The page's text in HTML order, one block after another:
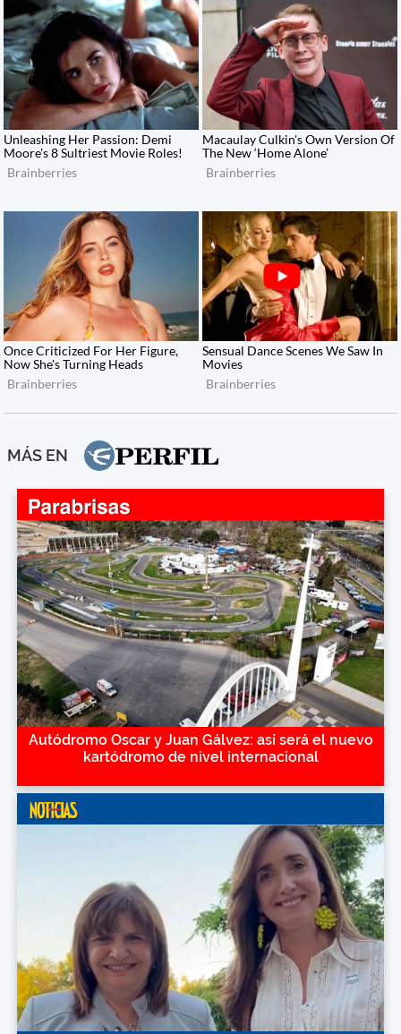
MÁS EN
Autódromo Oscar y Juan Gálvez: así será el nuevo
kartódromo de nivel internacional